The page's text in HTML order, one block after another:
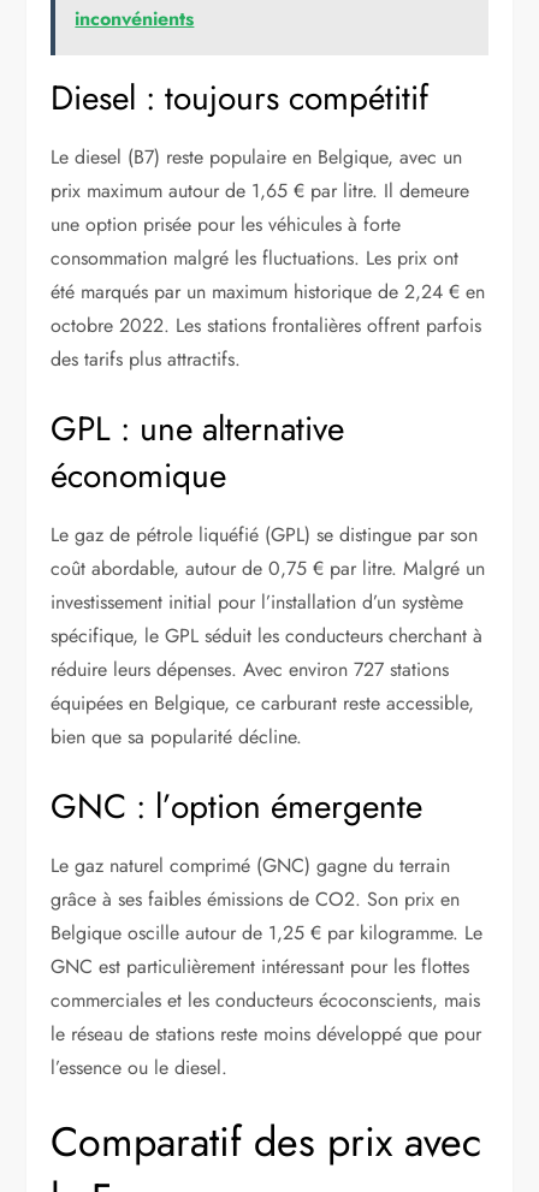
inconvénients
Diesel : toujours compétitif
Le diesel (B7) reste populaire en Belgique, avec un
prix maximum autour de 1,65 € par litre. Il demeure
une option prisée pour les véhicules à forte
consommation malgré les fluctuations. Les prix ont
été marqués par un maximum historique de 2,24 € en
octobre 2022. Les stations frontalières offrent parfois
des tarifs plus attractifs.
GPL : une alternative
économique
Le gaz de pétrole liquéfié (GPL) se distingue par son
coût abordable, autour de 0,75 € par litre. Malgré un
investissement initial pour l’installation d’un système
spécifique, le GPL séduit les conducteurs cherchant à
réduire leurs dépenses. Avec environ 727 stations
équipées en Belgique, ce carburant reste accessible,
bien que sa popularité décline.
GNC : l’option émergente
Le gaz naturel comprimé (GNC) gagne du terrain
grâce à ses faibles émissions de CO2. Son prix en
Belgique oscille autour de 1,25 € par kilogramme. Le
GNC est particulièrement intéressant pour les flottes
commerciales et les conducteurs écoconscients, mais
le réseau de stations reste moins développé que pour
l’essence ou le diesel.
Comparatif des prix avec